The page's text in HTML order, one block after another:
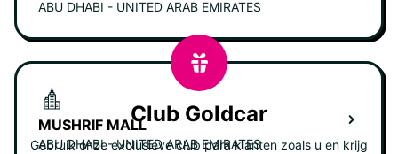
ABU DHABI - UNITED ARAB EMIRATES
MUSHRIF MALL
ABU DHABI - UNITED ARAB EMIRATES
Club Goldcar
Gebruik onze exclusieve club para klanten zoals u en krijg